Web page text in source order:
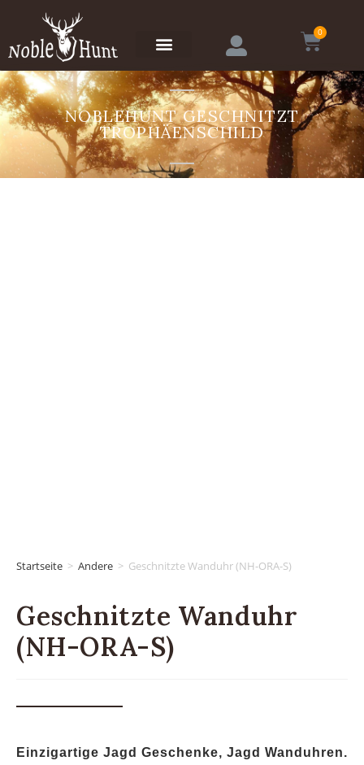
0
NOBLEHUNT GESCHNITZT
TROPHÄENSCHILD
Startseite > Andere > Geschnitzte Wanduhr (NH-ORA-S)
Geschnitzte Wanduhr
(NH-ORA-S)
Einzigartige Jagd Geschenke, Jagd Wanduhren.